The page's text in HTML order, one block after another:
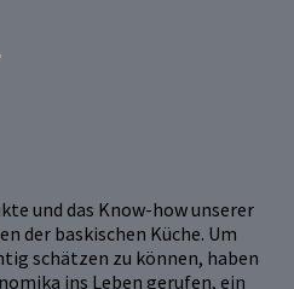
und das Know-how unserer
der baskischen Küche. Um
schätzen zu können, haben
ins Leben gerufen, ein